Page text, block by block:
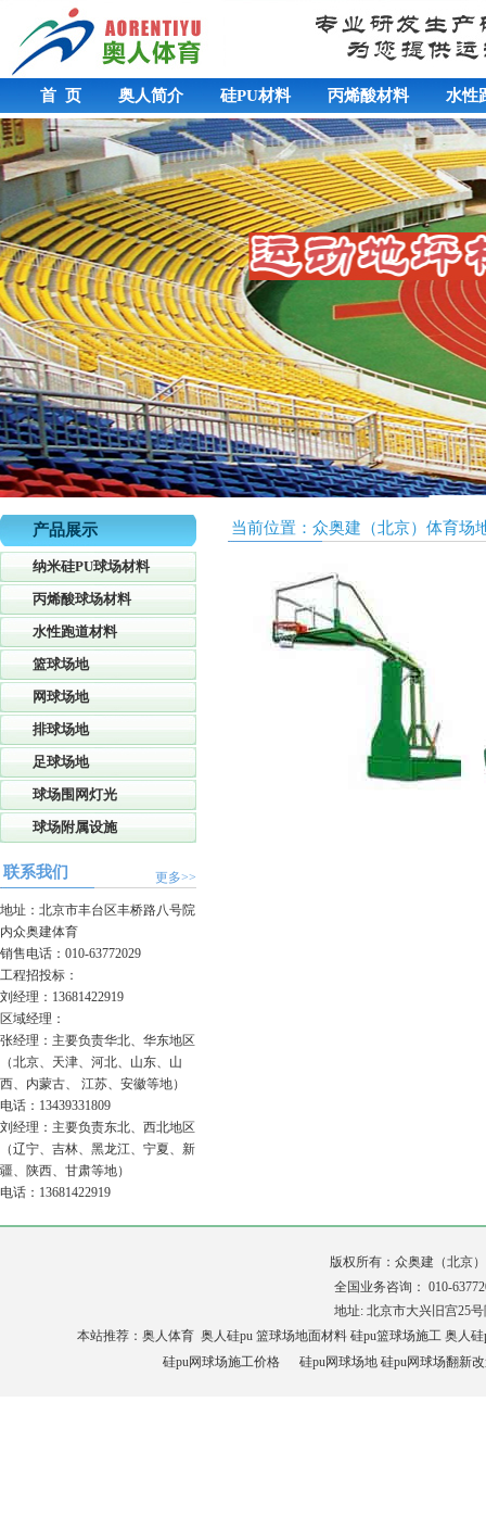
首 页 奥人简介 硅PU材料 丙烯酸材料 水性
产品展示
纳米硅PU球场材料
丙烯酸球场材料
水性跑道材料
篮球场地
网球场地
排球场地
足球场地
球场围网灯光
球场附属设施
联系我们 更多>>
地址：北京市丰台区丰桥路八号院
内众奥建体育
销售电话：010-63772029
工程招投标：
刘经理：13681422919
区域经理：
张经理：主要负责华北、华东地区
（北京、天津、河北、山东、山
西、内蒙古、 江苏、安徽等地）
电话：13439331809
刘经理：主要负责东北、西北地区
（辽宁、吉林、黑龙江、宁夏、新
疆、陕西、甘肃等地）
电话：13681422919
当前位置： 众奥建（北京）体育场
版权所有：众奥建（北京
全国业务咨询： 010-
地址: 北京市大兴旧宫25
本站推荐：奥人体育奥人硅pu篮球场地面材料 硅pu篮球场施工奥人硅
硅pu网球场施工价格
硅pu网球场地 硅pu网球场翻新